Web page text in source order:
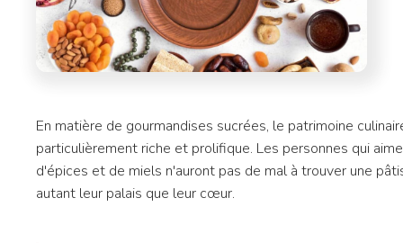
En matière de gourmandises sucrées, le patrimoine
particulièrement riche et prolifique. Les personnes qui
d'épices et de miels n'auront pas de mal à trouver une
autant leur palais que leur cœur.